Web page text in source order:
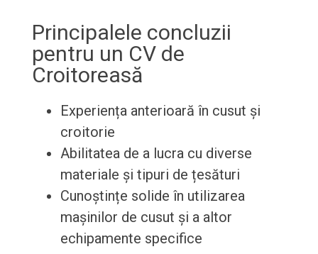
Principalele concluzii
pentru un CV de
Croitoreasă
Experiența anterioară în cusut și
croitorie
Abilitatea de a lucra cu diverse
materiale și tipuri de țesături
Cunoștințe solide în utilizarea
mașinilor de cusut și a altor
echipamente specifice